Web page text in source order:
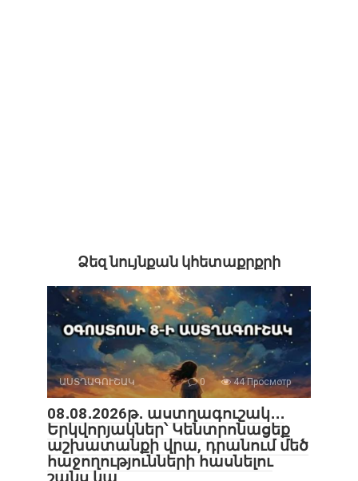
Ձեզ նույնքան կհետաքրքրի
ԱՍՏՂԱԳՈՒՇԱԿ 0 44 Просмотр
08․08․2026թ․ աստղագուշակ․․․
Երկվորյակներ՝ Կենտրոնացեք
աշխատանքի վրա, դրանում մեծ
հաջողությունների հասնելու
շանս կա